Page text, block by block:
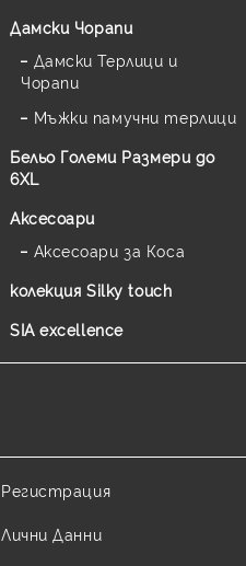
Дамски Чорапи
Дамски Терлици и
Чорапи
Мъжки памучни терлици
Бельо Големи Размери до
6XL
Аксесоари
Аксесоари за Коса
колекция Silky touch
SIA excellence
Регистрация
Лични Данни